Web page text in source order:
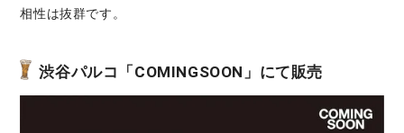
相性は抜群です。
渋谷パルコ「COMINGSOON」にて販売